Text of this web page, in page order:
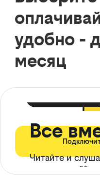
удобно -
месяц
Все
Читайте и
ограничений*